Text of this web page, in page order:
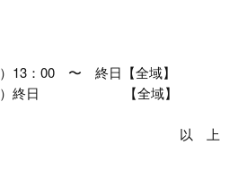
13：00 〜 終日【全域】
日）終日 【全域】
以 上